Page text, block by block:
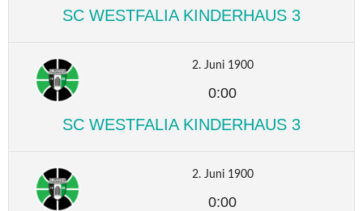
SC WESTFALIA KINDERHAUS 3
2. Juni 1900
0:00
SC WESTFALIA KINDERHAUS 3
2. Juni 1900
0:00